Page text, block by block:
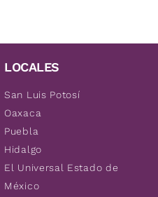
LOCALES
San Luis Potosí
Oaxaca
Puebla
Hidalgo
El Universal Estado de
México